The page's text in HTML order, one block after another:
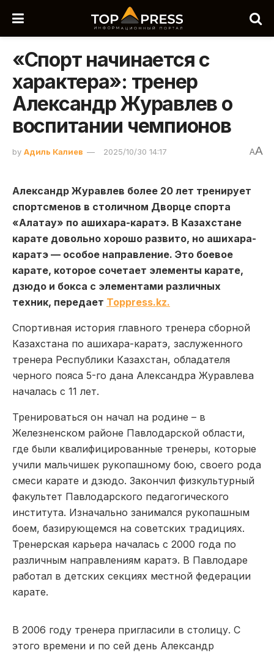
«Спорт начинается с
характера»: тренер
Александр Журавлев о
воспитании чемпионов
by Адиль Калиев 2025/10/30 14:17 AA
Александр Журавлев более 20 лет тренирует
спортсменов в столичном Дворце спорта
«Алатау» по ашихара-каратэ. В Казахстане
карате довольно хорошо развито, но ашихара-
каратэ — особое направление. Это боевое
карате, которое сочетает элементы карате,
дзюдо и бокса с элементами различных
техник, передает Toppress.kz.
Спортивная история главного тренера сборной
Казахстана по ашихара-каратэ, заслуженного
тренера Республики Казахстан, обладателя
черного пояса 5-го дана Александра Журавлева
началась с 11 лет.
Тренироваться он начал на родине – в
Железненском районе Павлодарской области,
где были квалифицированные тренеры, которые
учили мальчишек рукопашному бою, своего рода
смеси карате и дзюдо. Закончил физкультурный
факультет Павлодарского педагогического
института. Изначально занимался рукопашным
боем, базирующемся на советских традициях.
Тренерская карьера началась с 2000 года по
различным направлениям каратэ. В Павлодаре
работал в детских секциях местной федерации
карате.
В 2006 году тренера пригласили в столицу. С
этого времени и по сей день Александр